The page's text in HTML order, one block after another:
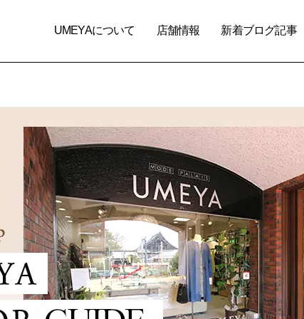
UMEYAについて 店舗情報 新着ブログ記事